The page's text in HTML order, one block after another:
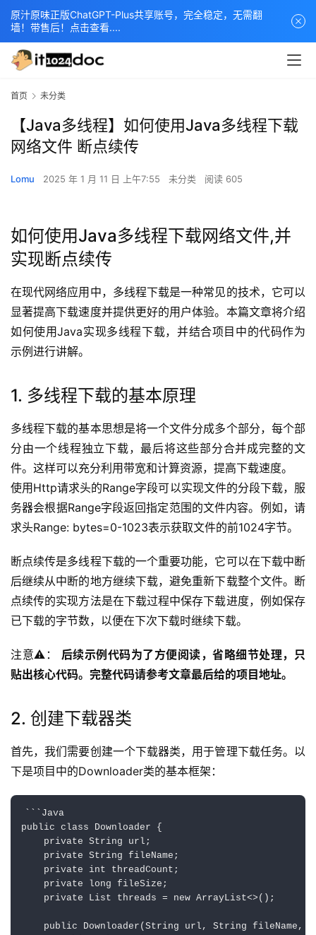
首页 未分类
【Java多线程】如何使用Java多线程下载
网络文件 断点续传
Lomu 2025 年 1 月 11 日 上午7:55 未分类 阅读 605
如何使用Java多线程下载网络文件,并
实现断点续传
在现代网络应用中，多线程下载是一种常见的技术，它可以
显著提高下载速度并提供更好的用户体验。本篇文章将介绍
如何使用Java实现多线程下载，并结合项目中的代码作为
示例进行讲解。
1. 多线程下载的基本原理
多线程下载的基本思想是将一个文件分成多个部分，每个部
分由一个线程独立下载，最后将这些部分合并成完整的文
件。这样可以充分利用带宽和计算资源，提高下载速度。
使用Http请求头的Range字段可以实现文件的分段下载，服
务器会根据Range字段返回指定范围的文件内容。例如，请
求头Range: bytes=0-1023表示获取文件的前1024字节。
断点续传是多线程下载的一个重要功能，它可以在下载中断
后继续从中断的地方继续下载，避免重新下载整个文件。断
点续传的实现方法是在下载过程中保存下载进度，例如保存
已下载的字节数，以便在下次下载时继续下载。
注意⚠️： 后续示例代码为了方便阅读，省略细节处理，只
贴出核心代码。完整代码请参考文章最后给的项目地址。
2. 创建下载器类
首先，我们需要创建一个下载器类，用于管理下载任务。以
下是项目中的Downloader类的基本框架：
```Java
public class Downloader {
    private String url;
    private String fileName;
    private int threadCount;
    private long fileSize;
    private List
threads = new ArrayList<>();
public Downloader(String url, String fileName,
原汁原味正版ChatGPT-Plus共享账号，完全稳定，无需翻
墙！带售后！点击查看....